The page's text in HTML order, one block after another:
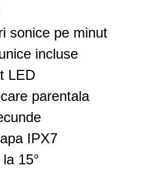
sonice pe minut
incluse
LED
parentala
IPX7
15°